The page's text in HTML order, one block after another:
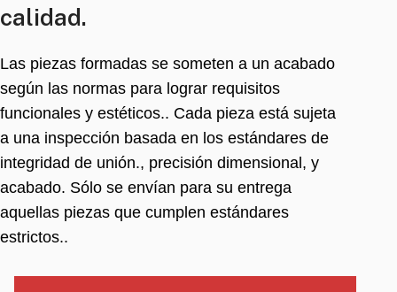
calidad.
Las piezas formadas se someten a un acabado
según las normas para lograr requisitos
funcionales y estéticos.. Cada pieza está sujeta
a una inspección basada en los estándares de
integridad de unión., precisión dimensional, y
acabado. Sólo se envían para su entrega
aquellas piezas que cumplen estándares
estrictos..